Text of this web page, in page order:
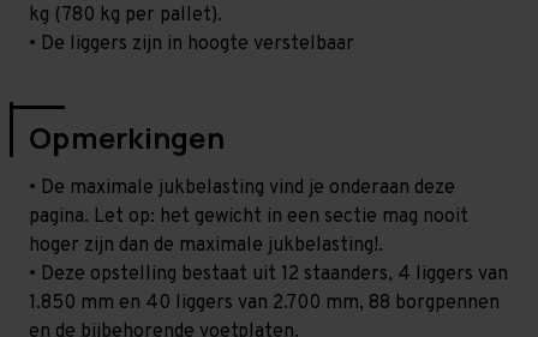
kg (780 kg per pallet).
• De liggers zijn in hoogte verstelbaar
Opmerkingen
• De maximale jukbelasting vind je onderaan deze
pagina. Let op: het gewicht in een sectie mag nooit
hoger zijn dan de maximale jukbelasting!.
• Deze opstelling bestaat uit 12 staanders, 4 liggers van
1.850 mm en 40 liggers van 2.700 mm, 88 borgpennen
en de bijbehorende voetplaten.